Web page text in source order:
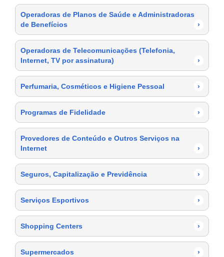
Operadoras de Planos de Saúde e Administradoras
de Benefícios
›
Operadoras de Telecomunicações (Telefonia,
Internet, TV por assinatura)
›
Perfumaria, Cosméticos e Higiene Pessoal ›
Programas de Fidelidade ›
Provedores de Conteúdo e Outros Serviços na
Internet
›
Seguros, Capitalização e Previdência ›
Serviços Esportivos ›
Shopping Centers ›
Supermercados ›